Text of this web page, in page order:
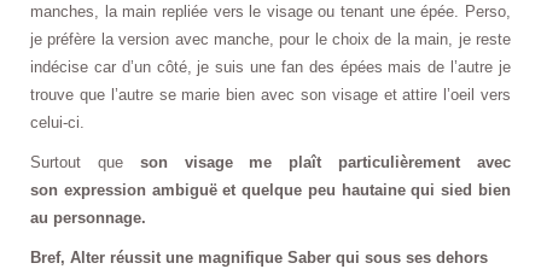
manches, la main repliée vers le visage ou tenant une épée. Perso,
je préfère la version avec manche, pour le choix de la main, je reste
indécise car d’un côté, je suis une fan des épées mais de l’autre je
trouve que l’autre se marie bien avec son visage et attire l’oeil vers
celui-ci.
Surtout queson visage me plaît particulièrement avec
son expression ambiguë et quelque peu hautaine qui sied bien
au personnage.
Bref, Alter réussit une magnifique Saber qui sous ses dehors